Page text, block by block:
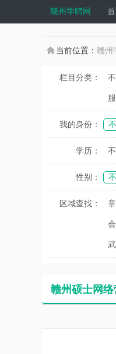
赣州学聘网 首
当前位置： 赣州
栏目分类：
我的身份：
学历：
性别：
区域查找：
赣州硕士网络